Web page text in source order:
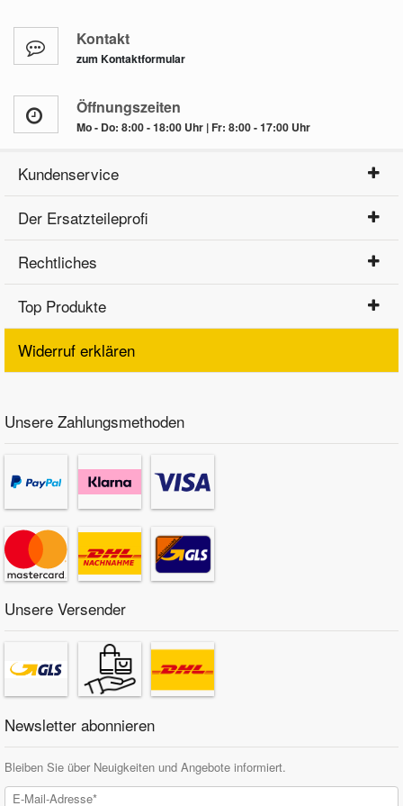
Kontakt
zum Kontaktformular
Öffnungszeiten
Mo - Do: 8:00 - 18:00 Uhr | Fr: 8:00 - 17:00 Uhr
Kundenservice
Der Ersatzteileprofi
Rechtliches
Top Produkte
Widerruf erklären
Unsere Zahlungsmethoden
Unsere Versender
Newsletter abonnieren
Bleiben Sie über Neuigkeiten und Angebote informiert.